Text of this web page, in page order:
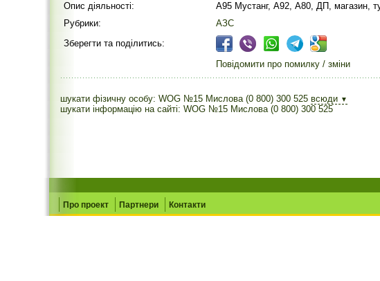
Опис діяльності:
А95 Мустанг, А92, А80, ДП, магазин,
Рубрики:
АЗС
Зберегти та поділитись:
Повідомити про помилку / зміни
шукати фізичну особу: WOG №15 Мислова (0 800) 300 525 всюди ▼
шукати інформацію на сайті: WOG №15 Мислова (0 800) 300 525
Про проект Партнери Контакти